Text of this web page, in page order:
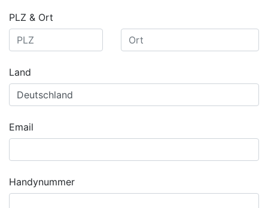
PLZ & Ort
Land
Email
Handynummer